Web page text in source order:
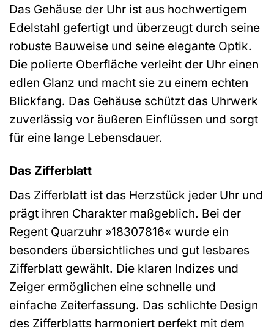
Das Gehäuse der Uhr ist aus hochwertigem
Edelstahl gefertigt und überzeugt durch seine
robuste Bauweise und seine elegante Optik.
Die polierte Oberfläche verleiht der Uhr einen
edlen Glanz und macht sie zu einem echten
Blickfang. Das Gehäuse schützt das Uhrwerk
zuverlässig vor äußeren Einflüssen und sorgt
für eine lange Lebensdauer.
Das Zifferblatt
Das Zifferblatt ist das Herzstück jeder Uhr und
prägt ihren Charakter maßgeblich. Bei der
Regent Quarzuhr »18307816« wurde ein
besonders übersichtliches und gut lesbares
Zifferblatt gewählt. Die klaren Indizes und
Zeiger ermöglichen eine schnelle und
einfache Zeiterfassung. Das schlichte Design
des Zifferblatts harmoniert perfekt mit dem